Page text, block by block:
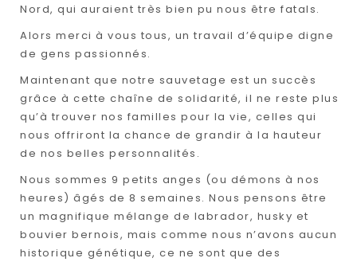
Nord, qui auraient très bien pu nous être fatals.
Alors merci à vous tous, un travail d’équipe digne
de gens passionnés.
Maintenant que notre sauvetage est un succès
grâce à cette chaîne de solidarité, il ne reste plus
qu’à trouver nos familles pour la vie, celles qui
nous offriront la chance de grandir à la hauteur
de nos belles personnalités.
Nous sommes 9 petits anges (ou démons à nos
heures) âgés de 8 semaines. Nous pensons être
un magnifique mélange de labrador, husky et
bouvier bernois, mais comme nous n’avons aucun
historique génétique, ce ne sont que des